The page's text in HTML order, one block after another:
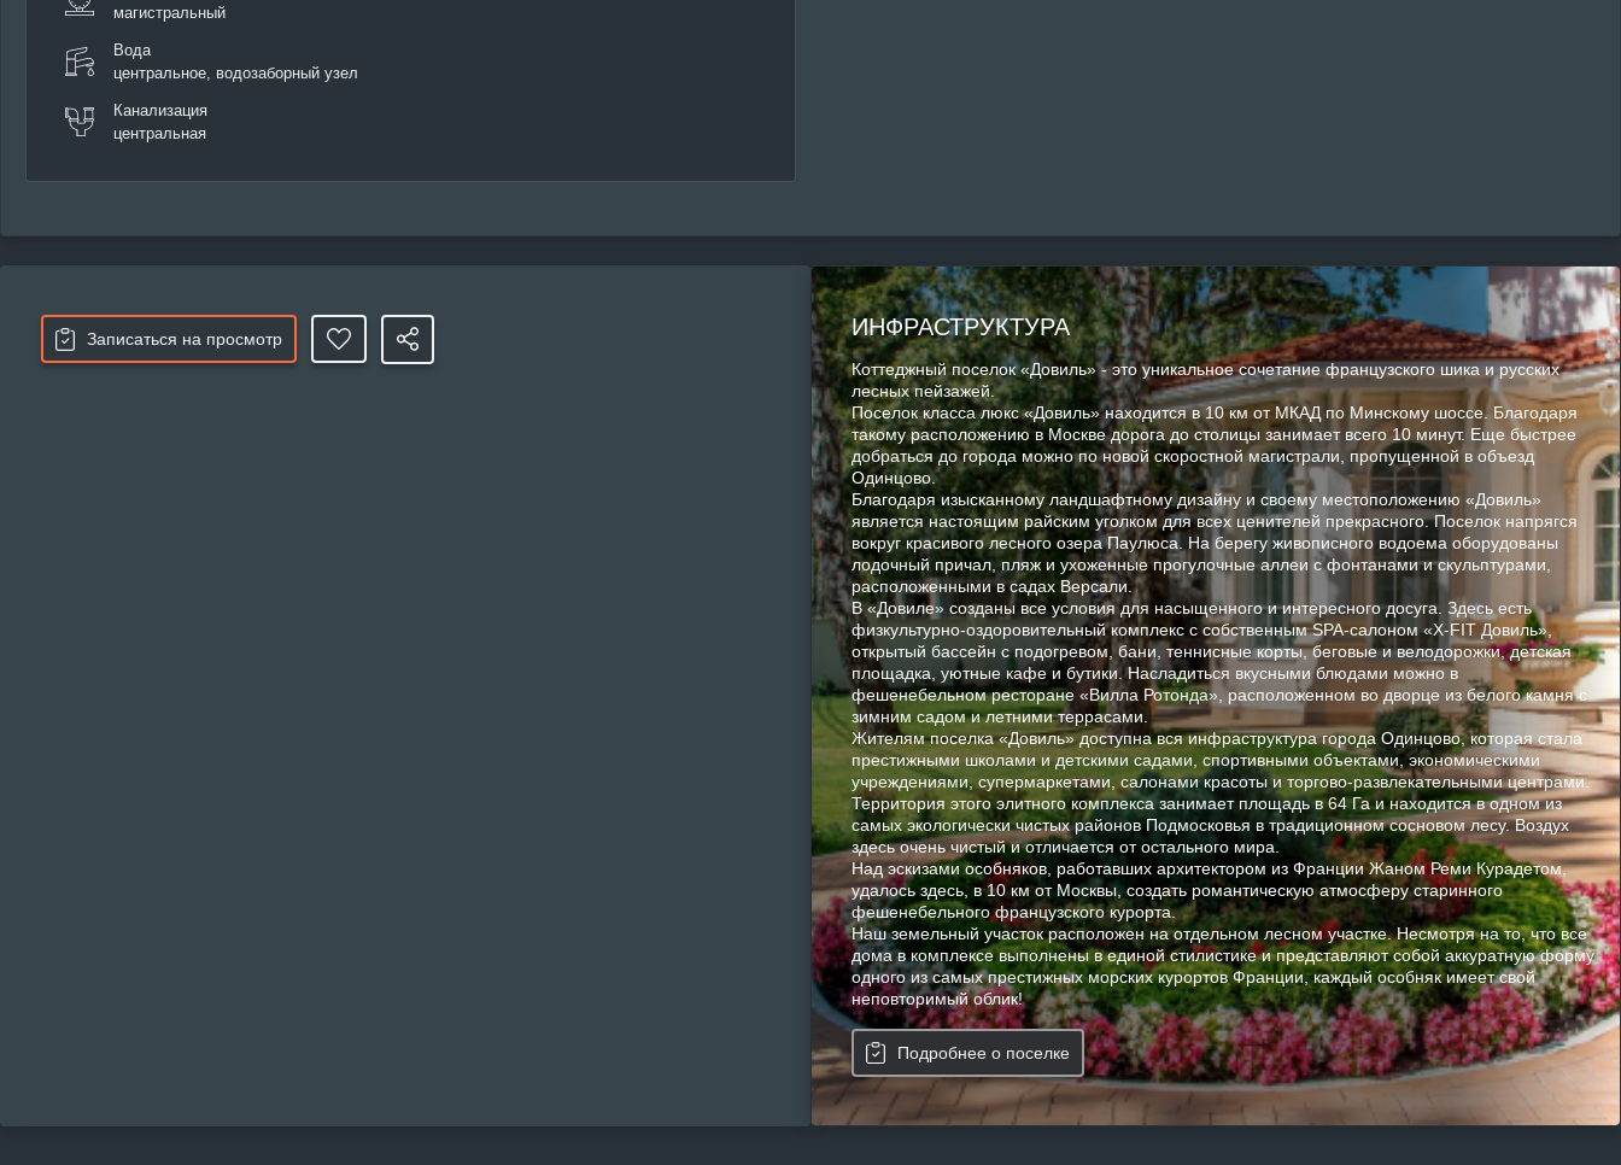
магистральный
Вода
центральное, водозаборный узел
Канализация
центральная
Записаться на просмотр ИНФРАСТРУКТУРА
Коттеджный поселок «Довиль» - это уникальное сочетание французского шика и русских
лесных пейзажей.
Поселок класса люкс «Довиль» находится в 10 км от МКАД по Минскому шоссе. Благодаря
такому расположению в Москве дорога до столицы занимает всего 10 минут. Еще быстрее
добраться до города можно по новой скоростной магистрали, пропущенной в объезд
Одинцово.
Благодаря изысканному ландшафтному дизайну и своему местоположению «Довиль»
является настоящим райским уголком для всех ценителей прекрасного. Поселок напрягся
вокруг красивого лесного озера Паулюса. На берегу живописного водоема оборудованы
лодочный причал, пляж и ухоженные прогулочные аллеи с фонтанами и скульптурами,
расположенными в садах Версали.
В «Довиле» созданы все условия для насыщенного и интересного досуга. Здесь есть
физкультурно-оздоровительный комплекс с собственным SPA-салоном «X-FIT Довиль»,
открытый бассейн с подогревом, бани, теннисные корты, беговые и велодорожки, детская
площадка, уютные кафе и бутики. Насладиться вкусными блюдами можно в
фешенебельном ресторане «Вилла Ротонда», расположенном во дворце из белого камня с
зимним садом и летними террасами.
Жителям поселка «Довиль» доступна вся инфраструктура города Одинцово, которая стала
престижными школами и детскими садами, спортивными объектами, экономическими
учреждениями, супермаркетами, салонами красоты и торгово-развлекательными центрами.
Территория этого элитного комплекса занимает площадь в 64 Га и находится в одном из
самых экологически чистых районов Подмосковья в традиционном сосновом лесу. Воздух
здесь очень чистый и отличается от остального мира.
Над эскизами особняков, работавших архитектором из Франции Жаном Реми Курадетом,
удалось здесь, в 10 км от Москвы, создать романтическую атмосферу старинного
фешенебельного французского курорта.
Наш земельный участок расположен на отдельном лесном участке. Несмотря на то, что все
дома в комплексе выполнены в единой стилистике и представляют собой аккуратную форму
одного из самых престижных морских курортов Франции, каждый особняк имеет свой
неповторимый облик!
Подробнее о поселке